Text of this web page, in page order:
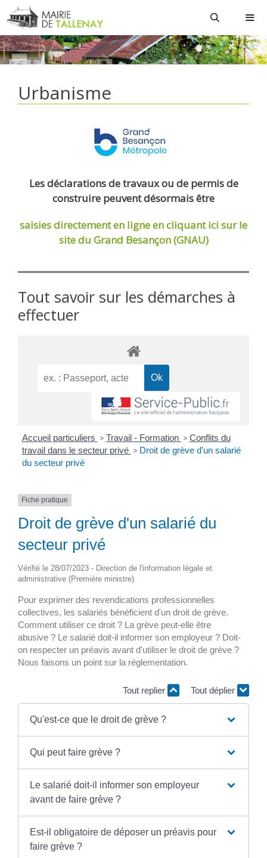
Aller
au
contenu
Urbanisme
Les déclarations de travaux ou de permis de
construire peuvent désormais être
saisies directement en ligneen cliquant ici sur le
site du Grand Besançon (GNAU)
Tout savoir sur les démarches à
effectuer
Accueil particuliers > Travail - Formation > Conflits du
travail dans le secteur privé > Droit de grève d'un salarié
du secteur privé
Fiche pratique
Droit de grève d'un salarié du
secteur privé
Vérifié le 28/07/2023 - Direction de l'information légale et
administrative (Première ministre)
Pour exprimer des revendications professionnelles
collectives, les salariés bénéficient d'un droit de grève.
Comment utiliser ce droit ? La grève peut-elle être
abusive ? Le salarié doit-il informer son employeur ? Doit-
on respecter un préavis avant d'utiliser le droit de grève ?
Nous faisons un point sur la réglementation.
Tout replier Tout déplier
Qu'est-ce que le droit de grève ?
Qui peut faire grève ?
Le salarié doit-il informer son employeur
avant de faire grève ?
Est-il obligatoire de déposer un préavis pour
faire grève ?